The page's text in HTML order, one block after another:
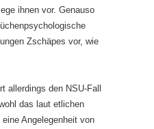
ihnen vor. Genauso
Zschäpes vor, wie
allerdings den NSU-Fall
das laut etlichen
Angelegenheit von